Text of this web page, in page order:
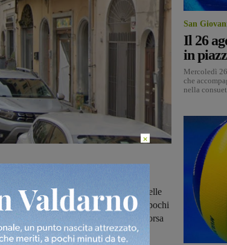
in via Roma a Montevarchi è stata
mattina:è successo poco prima delle
piazza Magiotti. Il tutto si è svolto in pochi
a cui l’uomo aveva portato via la borsa
le attenzioni delle persone presenti.
San
Il 26
in
Mercoledì
che
nella
×